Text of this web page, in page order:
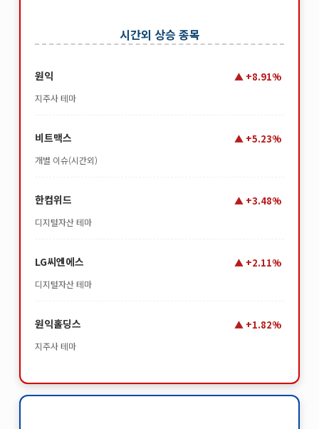
시간외 상승 종목
원익
지주사 테마
+8.91%
비트맥스
개별 이슈(시간외)
+5.23%
한컴위드
디지털자산 테마
+3.48%
LG씨엔에스
디지털자산 테마
+2.11%
원익홀딩스
지주사 테마
+1.82%